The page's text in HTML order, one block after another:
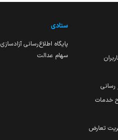
رسانی
خدمات
تعارض
ستادی
پایگاه اطلاع‌رسانی آزادسازی
سهام عدالت